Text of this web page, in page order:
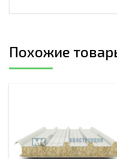
Похожие